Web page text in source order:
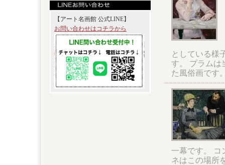
【アート名画館 公式LINE】
お問い合わせはコチラから
としている様
す。 プラムは
た風俗画です
一幕です。 コ
ネはこの場所